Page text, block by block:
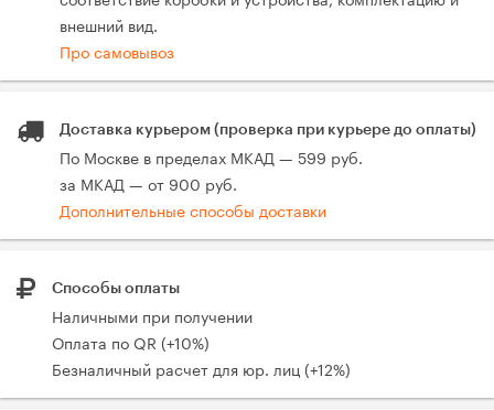
внешний вид.
Про самовывоз
Доставка курьером (проверка при курьере до оплаты)
По Москве в пределах МКАД — 599 руб.
за МКАД — от 900 руб.
Дополнительные способы доставки
Способы оплаты
Наличными при получении
Оплата по QR (+10%)
Безналичный расчет для юр. лиц (+12%)